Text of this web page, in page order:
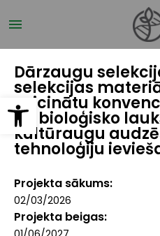
Open toolbar
uz
galveno
Dārzaugu
selekcijas
veicinātu
un bioloģisko
kultūraugu
tehnoloģiju
Projekta sākums
02/03/2026
Projekta beigas